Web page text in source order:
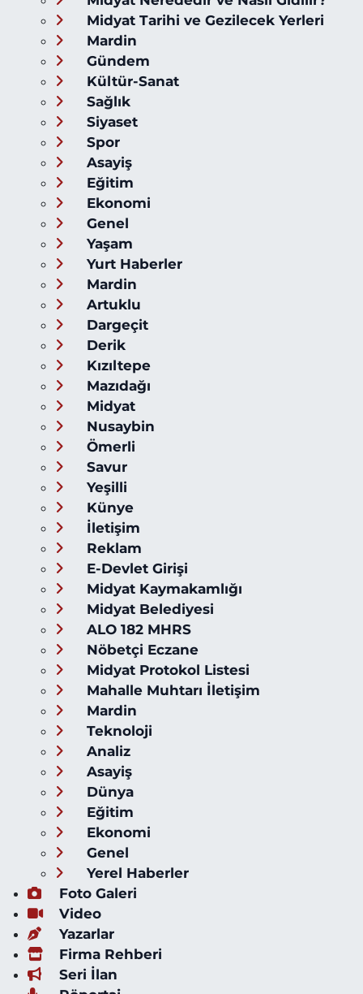
Midyat Tarihi ve Gezilecek Yerleri
Mardin
Gündem
Kültür-Sanat
Sağlık
Siyaset
Spor
Asayiş
Eğitim
Ekonomi
Genel
Yaşam
Yurt Haberler
Mardin
Artuklu
Dargeçit
Derik
Kızıltepe
Mazıdağı
Midyat
Nusaybin
Ömerli
Savur
Yeşilli
Künye
İletişim
Reklam
E-Devlet Girişi
Midyat Kaymakamlığı
Midyat Belediyesi
ALO 182 MHRS
Nöbetçi Eczane
Midyat Protokol Listesi
Mahalle Muhtarı İletişim
Mardin
Teknoloji
Analiz
Asayiş
Dünya
Eğitim
Ekonomi
Genel
Yerel Haberler
Foto Galeri
Video
Yazarlar
Firma Rehberi
Seri İlan